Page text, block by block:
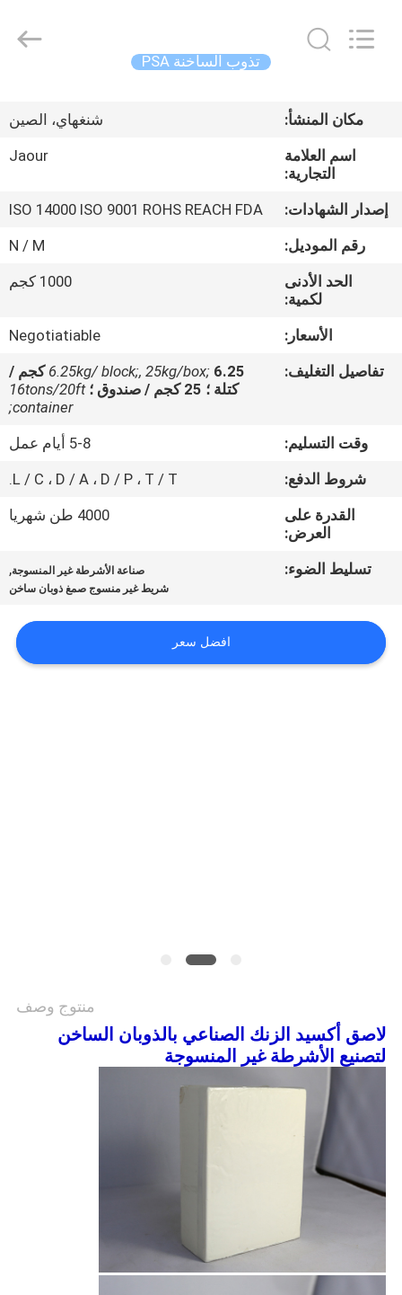
منتجات
معلومات
المصنع
مراقبة
اتصل
أخبار
القضايا
اطلب
Adhesive
Products
تذوب الساخنة PSA
مكان المنشأ:
شنغهاي، الصين
اسم العلامة
التجارية:
Jaour
إصدار الشهادات:
ISO 14000 ISO 9001 ROHS REACH FDA
رقم الموديل:
N / M
الحد الأدنى
لكمية:
1000 كجم
الأسعار:
Negotiatiable
تفاصيل التغليف:
6.25kg/ block;, 25kg/box; 6.25 كجم /
كتلة ؛ 25 كجم / صندوق ؛
16tons/20ft
container;
وقت التسليم:
5-8 أيام عمل
شروط الدفع:
L / C ، D / A ، D / P ، T / T.
القدرة على
العرض:
4000 طن شهريا
تسليط الضوء: صناعة الأشرطة غير المنسوجة,
شريط غير منسوج صمغ ذوبان ساخن
افضل سعر
منتوج وصف
لاصق أكسيد الزنك الصناعي بالذوبان الساخن
لتصنيع الأشرطة غير المنسوجة